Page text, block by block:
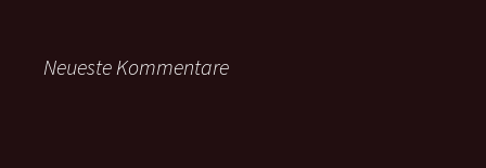
Neueste Kommentare